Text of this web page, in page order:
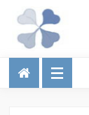
Talous